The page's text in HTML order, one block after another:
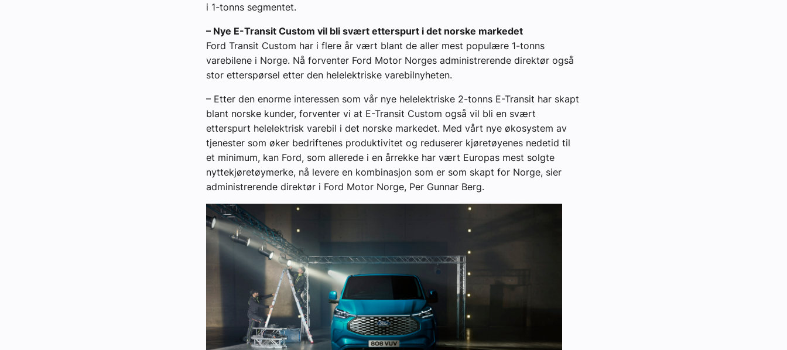
i 1-tonns segmentet.
– Nye E-Transit Custom vil bli svært etterspurt i det norske markedet
Ford Transit Custom har i flere år vært blant de aller mest populære 1-tonns
varebilene i Norge. Nå forventer Ford Motor Norges administrerende direktør også
stor etterspørsel etter den helelektriske varebilnyheten.
– Etter den enorme interessen som vår nye helelektriske 2-tonns E-Transit har skapt
blant norske kunder, forventer vi at E-Transit Custom også vil bli en svært
etterspurt helelektrisk varebil i det norske markedet. Med vårt nye økosystem av
tjenester som øker bedriftenes produktivitet og reduserer kjøretøyenes nedetid til
et minimum, kan Ford, som allerede i en årrekke har vært Europas mest solgte
nyttekjøretøymerke, nå levere en kombinasjon som er som skapt for Norge, sier
administrerende direktør i Ford Motor Norge, Per Gunnar Berg.